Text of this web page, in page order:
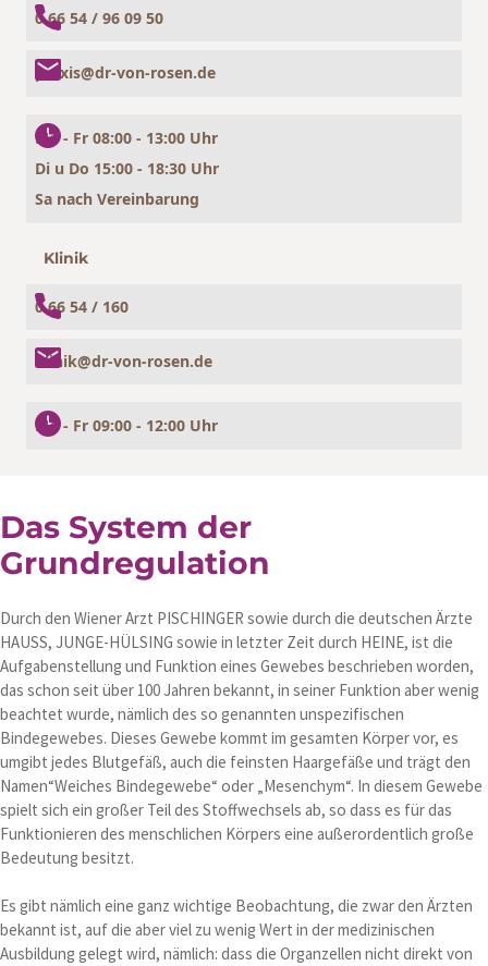
0 66 54 / 96 09 50
praxis@dr-von-rosen.de
Mo - Fr 08:00 - 13:00 Uhr
Di u Do 15:00 - 18:30 Uhr
Sa nach Vereinbarung
Klinik
0 66 54 / 160
klinik@dr-von-rosen.de
Mo - Fr 09:00 - 12:00 Uhr
Das System der
Grundregulation
Durch den Wiener Arzt PISCHINGER sowie durch die deutschen Ärzte
HAUSS, JUNGE-HÜLSING sowie in letzter Zeit durch HEINE, ist die
Aufgabenstellung und Funktion eines Gewebes beschrieben worden,
das schon seit über 100 Jahren bekannt, in seiner Funktion aber wenig
beachtet wurde, nämlich des so genannten unspezifischen
Bindegewebes. Dieses Gewebe kommt im gesamten Körper vor, es
umgibt jedes Blutgefäß, auch die feinsten Haargefäße und trägt den
Namen“Weiches Bindegewebe“ oder „Mesenchym“. In diesem Gewebe
spielt sich ein großer Teil des Stoffwechsels ab, so dass es für das
Funktionieren des menschlichen Körpers eine außerordentlich große
Bedeutung besitzt.
Es gibt nämlich eine ganz wichtige Beobachtung, die zwar den Ärzten
bekannt ist, auf die aber viel zu wenig Wert in der medizinischen
Ausbildung gelegt wird, nämlich: dass die Organzellen nicht direkt von